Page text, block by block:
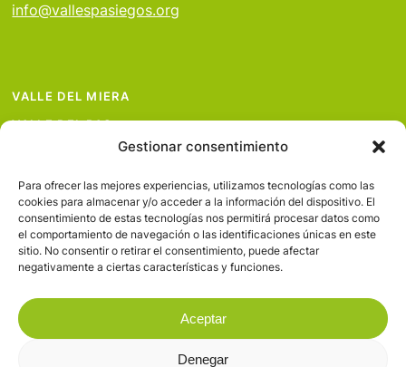
Gestionar consentimiento
Para ofrecer las mejores experiencias, utilizamos tecnologías como las
cookies para almacenar y/o acceder a la información del dispositivo. El
consentimiento de estas tecnologías nos permitirá procesar datos como
el comportamiento de navegación o las identificaciones únicas en este
sitio. No consentir o retirar el consentimiento, puede afectar
negativamente a ciertas características y funciones.
Aceptar
Denegar
info@vallespasiegos.org
VALLE DEL MIERA
VALLE DEL PAS
VALLE DEL PISUEÑA
PROYECTOS
SERVICIOS
AVISO LEGAL